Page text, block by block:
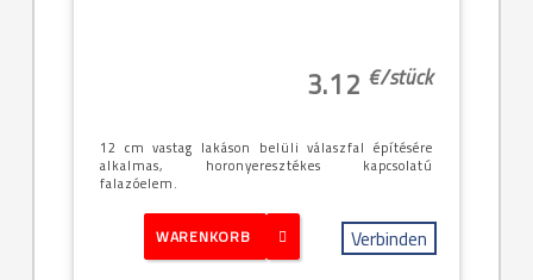
3.12 €/stück
12 cm vastag lakáson belüli válaszfal építésére
alkalmas, horonyeresztékes kapcsolatú
falazóelem.
WARENKORB Verbinden